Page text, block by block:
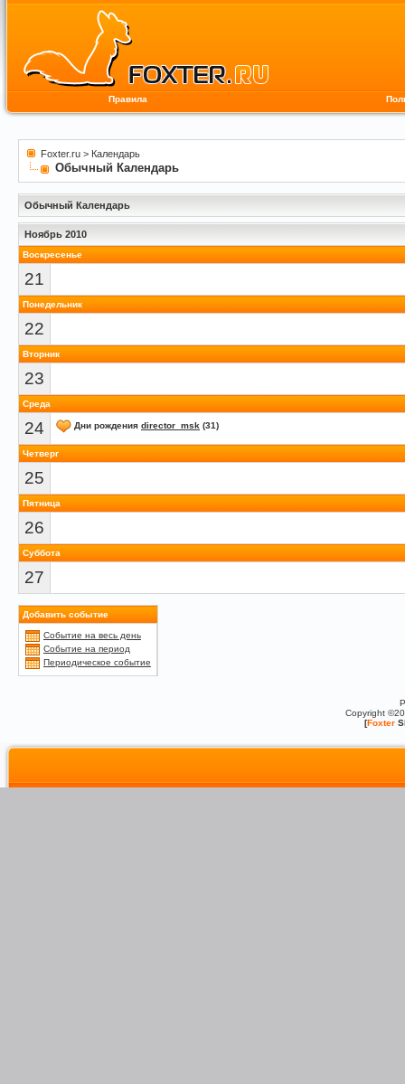
Правила
Foxter.ru > Календарь
Обычный Календарь
Обычный Календарь
Ноябрь 2010
Воскресенье
21
Понедельник
22
Вторник
23
Среда
24 Дни рождения director_msk (31)
Четверг
25
Пятница
26
Суббота
27
Добавить событие
Событие на весь день
Событие на период
Периодическое событие
Copyright
[Foxter